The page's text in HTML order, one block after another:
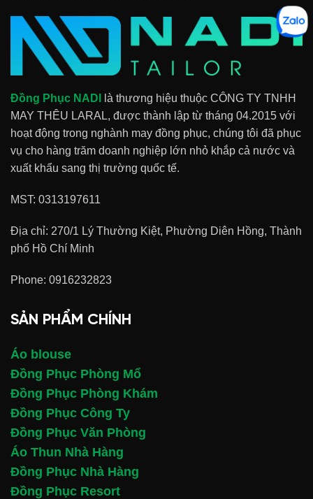
Đồng Phục NADI
là thương hiệu thuộc CÔNG TY TNHH
MAY THÊU LARAL, được thành lập từ tháng 04.2015 với
hoạt động trong nghành may đồng phục, chúng tôi đã phục
vụ cho hàng trăm doanh nghiệp lớn nhỏ khắp cả nước và
xuất khẩu sang thị trường quốc tế.
MST: 0313197611
Địa chỉ: 270/1 Lý Thường Kiệt, Phường Diên Hồng, Thành
phố Hồ Chí Minh
Phone: 0916232823
SẢN PHẨM CHÍNH
Áo blouse
Đồng Phục Phòng Mổ
Đồng Phục Phòng Khám
Đồng Phục Công Ty
Đồng Phục Văn Phòng
Áo Thun Nhà Hàng
Đồng Phục Nhà Hàng
Đồng Phục Resort